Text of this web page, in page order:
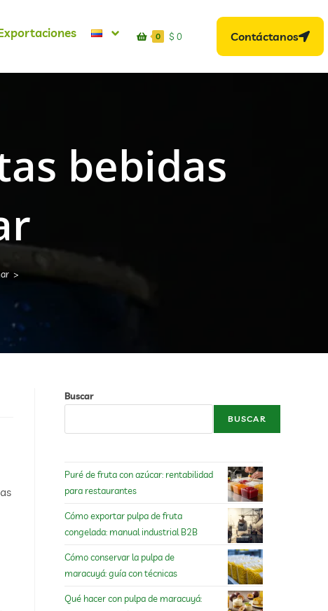
0 $ 0 Contáctanos
bebidas
>
Buscar
BUSCAR
Puré de fruta con azúcar: rentabilidad
para restaurantes
Cómo exportar pulpa de fruta
congelada: manual industrial B2B
Cómo conservar la pulpa de
maracuyá: guía con técnicas
Qué hacer con pulpa de maracuyá: